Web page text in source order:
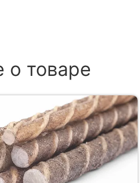
о товаре